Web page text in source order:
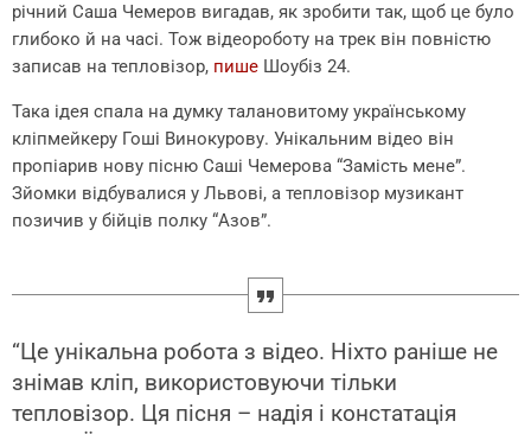
річний Саша Чемеров вигадав, як зробити так, щоб це було
глибоко й на часі. Тож відеороботу на трек він повністю
записав на тепловізор, пише Шоубіз 24.
Така ідея спала на думку талановитому українському
кліпмейкеру Гоші Винокурову. Унікальним відео він
пропіарив нову пісню Саші Чемерова “Замість мене”.
Зйомки відбувалися у Львові, а тепловізор музикант
позичив у бійців полку “Азов”.
“Це унікальна робота з відео. Ніхто раніше не
знімав кліп, використовуючи тільки
тепловізор. Ця пісня – надія і констатація